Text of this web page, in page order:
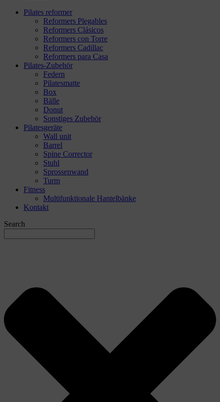
Pilates reformer
Reformers Plegables
Reformers Clásicos
Reformers con Torre
Reformers Cadillac
Reformers para Casa
Pilates-Zubehör
Federn
Pilatesmatte
Box
Bälle
Donut
Sonstiges Zubehör
Pilatesgeräte
Wall unit
Barrel
Spine Corrector
Stuhl
Sprossenwand
Turm
Fitness
Multifunktionale Hantelbänke
Kontakt
Search